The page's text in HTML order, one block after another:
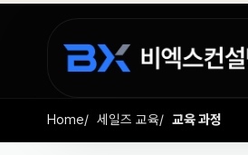
Home 세일즈 교육 교육 과정